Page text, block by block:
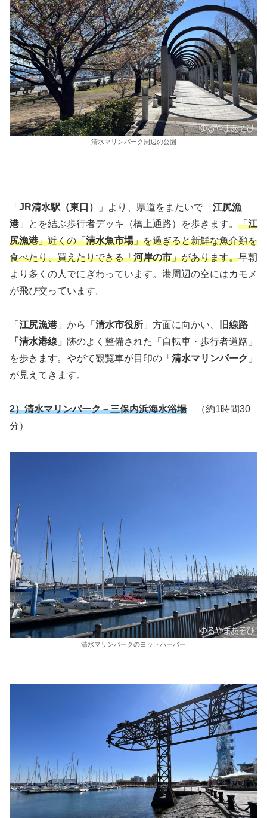
清水マリンパーク周辺の公園
「 JR清水駅（東口） 」より、県道をまたいで「 江尻漁
港」とを結ぶ歩行者デッキ（橋上通路）を歩きます。 「江
尻漁港」近くの「清水魚市場」を過ぎると新鮮な魚介類を
食べたり、買えたりできる「河岸の市」があります。早朝
より多くの人でにぎわっています。港周辺の空にはカモメ
が飛び交っています。
「 江尻漁港」から「 清水市役所 」方面に向かい、
旧線路
「清水港線」 跡のよく整備された「自転車・歩行者道路」
を歩きます。やがて観覧車が目印の「 清水マリンパーク 」
が見えてきます。
2）清水マリンパーク－三保内浜海水浴場（約1時間30
分）
清水マリンパークのヨットハーバー